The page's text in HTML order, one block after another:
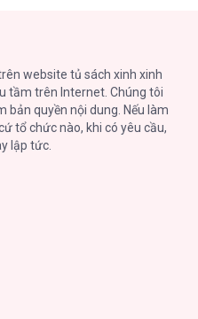
Trùng
website tủ sách xinh xinh
tầm trên Internet. Chúng tôi
bản quyền nội dung. Nếu làm
tổ chức nào, khi có yêu cầu,
lập tức.